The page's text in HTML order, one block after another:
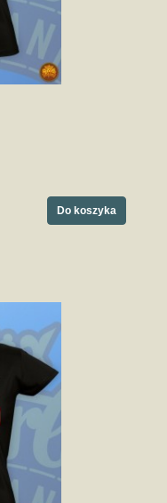
Do koszyka